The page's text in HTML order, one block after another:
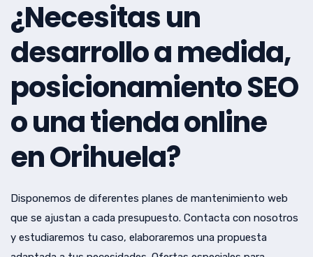
¿Necesitas un
desarrollo a medida,
posicionamiento SEO
o una tienda online
en Orihuela?
Disponemos de diferentes planes de mantenimiento web
que se ajustan a cada presupuesto. Contacta con nosotros
y estudiaremos tu caso, elaboraremos una propuesta